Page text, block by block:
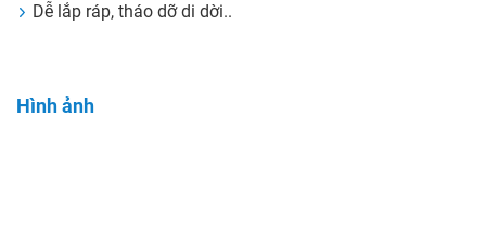
Dễ lắp ráp, tháo dỡ di dời..
Hình ảnh